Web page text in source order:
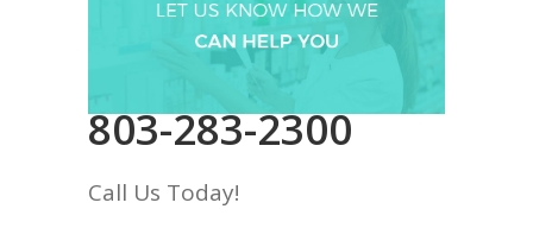
803-283-2300
Call Us Today!